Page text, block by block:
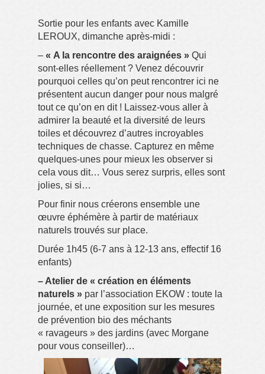
Sortie pour les enfants avec Kamille
LEROUX, dimanche après-midi :
– « A la rencontre des araignées » Qui
sont-elles réellement ? Venez découvrir
pourquoi celles qu’on peut rencontrer ici ne
présentent aucun danger pour nous malgré
tout ce qu’on en dit ! Laissez-vous aller à
admirer la beauté et la diversité de leurs
toiles et découvrez d’autres incroyables
techniques de chasse. Capturez en même
quelques-unes pour mieux les observer si
cela vous dit… Vous serez surpris, elles sont
jolies, si si…
Pour finir nous créerons ensemble une
œuvre éphémère à partir de matériaux
naturels trouvés sur place.
Durée 1h45 (6-7 ans à 12-13 ans, effectif 16
enfants)
– Atelier de « création en éléments
naturels » par l’association EKOW : toute la
journée, et une exposition sur les mesures
de prévention bio des méchants
« ravageurs » des jardins (avec Morgane
pour vous conseiller)…